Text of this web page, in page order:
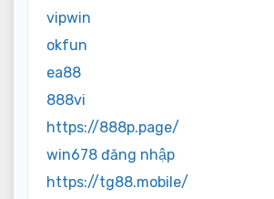
vipwin
okfun
ea88
888vi
https://888p.page/
win678 đăng nhập
https://tg88.mobile/